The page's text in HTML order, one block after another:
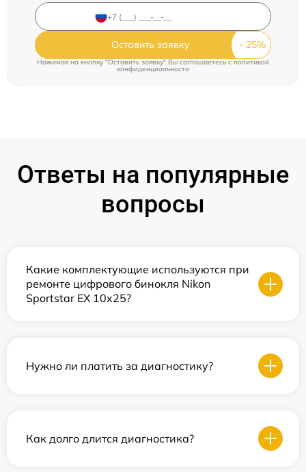
Оставить заявку
Нажимая на кнопку "Оставить заявку" Вы соглашаетесь c политикой
конфиденциальности
Ответы на популярные
вопросы
Какие комплектующие используются при
ремонте цифрового бинокля Nikon
Sportstar EX 10x25?
Нужно ли платить за диагностику?
Как долго длится диагностика?